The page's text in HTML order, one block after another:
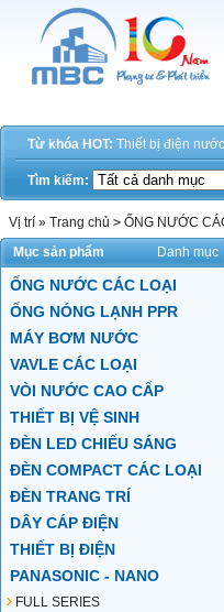
Từ khóa HOT: Thiết bị điện nước
Tìm kiếm:
Vị trí » Trang chủ > ỐNG NƯỚC
Mục sản phẩm
Danh mục
ỐNG NƯỚC CÁC LOẠI
ỐNG NÓNG LẠNH PPR
MÁY BƠM NƯỚC
VAVLE CÁC LOẠI
VÒI NƯỚC CAO CẤP
THIẾT BỊ VỆ SINH
ĐÈN LED CHIẾU SÁNG
ĐÈN COMPACT CÁC LOẠI
ĐÈN TRANG TRÍ
DÂY CÁP ĐIỆN
THIẾT BỊ ĐIỆN
PANASONIC - NANO
FULL SERIES